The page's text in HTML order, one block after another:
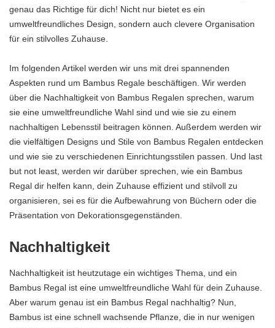
genau das Richtige für dich! Nicht nur bietet es ein
umweltfreundliches Design, sondern auch clevere Organisation
für ein stilvolles Zuhause.
Im folgenden Artikel werden wir uns mit drei spannenden
Aspekten rund um Bambus Regale beschäftigen. Wir werden
über die Nachhaltigkeit von Bambus Regalen sprechen, warum
sie eine umweltfreundliche Wahl sind und wie sie zu einem
nachhaltigen Lebensstil beitragen können. Außerdem werden wir
die vielfältigen Designs und Stile von Bambus Regalen entdecken
und wie sie zu verschiedenen Einrichtungsstilen passen. Und last
but not least, werden wir darüber sprechen, wie ein Bambus
Regal dir helfen kann, dein Zuhause effizient und stilvoll zu
organisieren, sei es für die Aufbewahrung von Büchern oder die
Präsentation von Dekorationsgegenständen.
Nachhaltigkeit
Nachhaltigkeit ist heutzutage ein wichtiges Thema, und ein
Bambus Regal ist eine umweltfreundliche Wahl für dein Zuhause.
Aber warum genau ist ein Bambus Regal nachhaltig? Nun,
Bambus ist eine schnell wachsende Pflanze, die in nur wenigen